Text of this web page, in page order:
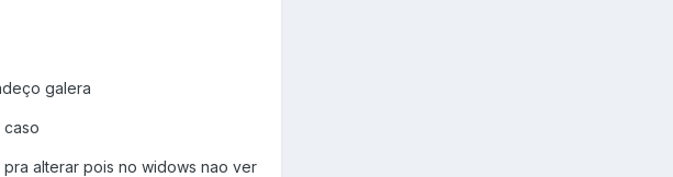
galera
caso
alterar pois no widows nao ver